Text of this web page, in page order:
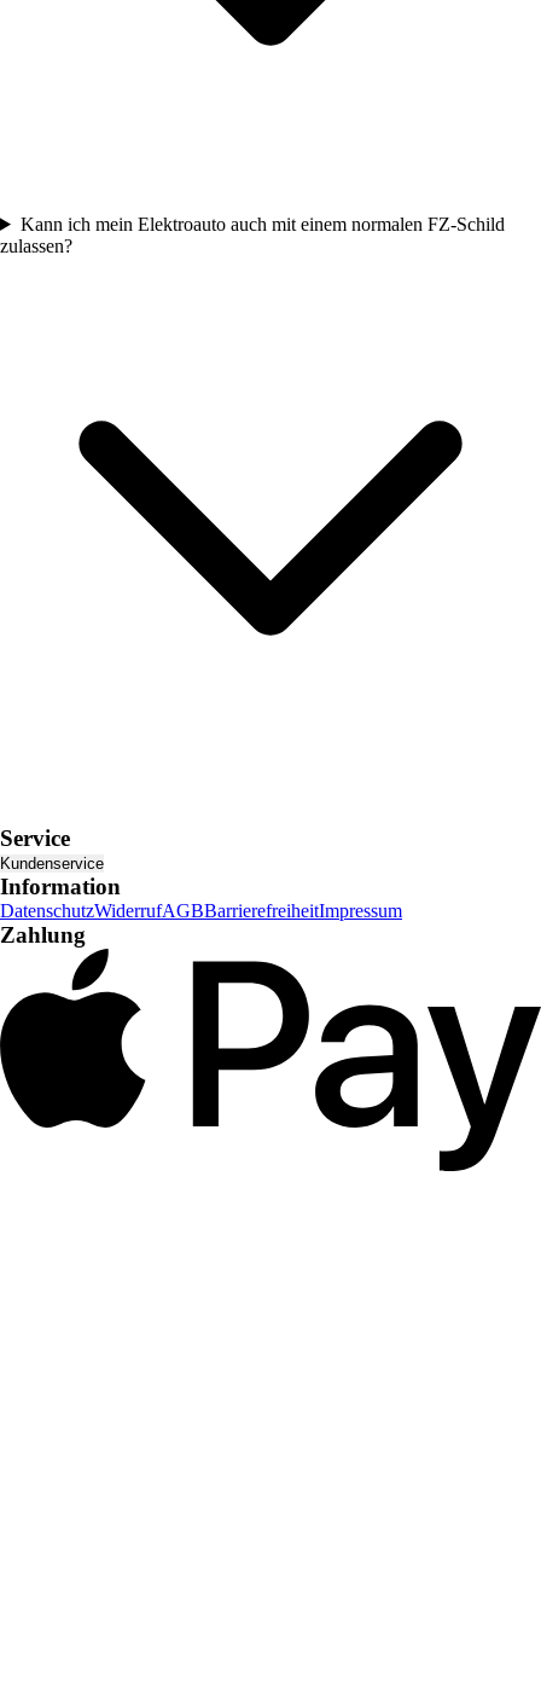
Kann ich mein Elektroauto auch mit einem normalen FZ-Schild
zulassen?
Service
Kundenservice
Information
DatenschutzWiderrufAGBBarrierefreiheitImpressum
Zahlung